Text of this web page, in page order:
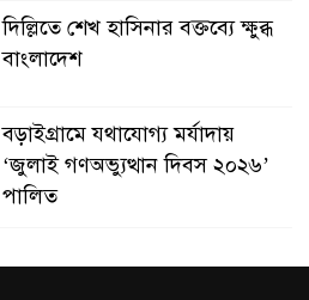
দিল্লিতে শেখ হাসিনার বক্তব্যে ক্ষুব্ধ
বাংলাদেশ
বড়াইগ্রামে যথাযোগ্য মর্যাদায়
‘জুলাই গণঅভ্যুত্থান দিবস ২০২৬’
পালিত